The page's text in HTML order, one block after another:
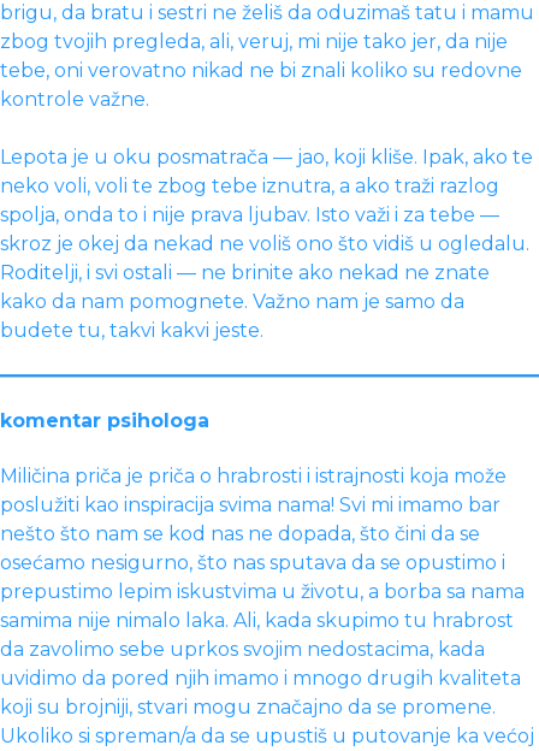
brigu, da bratu i sestri ne želiš da oduzimaš tatu i mamu
zbog tvojih pregleda, ali, veruj, mi nije tako jer, da nije
tebe, oni verovatno nikad ne bi znali koliko su redovne
kontrole važne.
Lepota je u oku posmatrača — jao, koji kliše. Ipak, ako te
neko voli, voli te zbog tebe iznutra, a ako traži razlog
spolja, onda to i nije prava ljubav. Isto važi i za tebe —
skroz je okej da nekad ne voliš ono što vidiš u ogledalu.
Roditelji, i svi ostali — ne brinite ako nekad ne znate
kako da nam pomognete. Važno nam je samo da
budete tu, takvi kakvi jeste.
komentar psihologa
Miličina priča je priča o hrabrosti i istrajnosti koja može
poslužiti kao inspiracija svima nama! Svi mi imamo bar
nešto što nam se kod nas ne dopada, što čini da se
osećamo nesigurno, što nas sputava da se opustimo i
prepustimo lepim iskustvima u životu, a borba sa nama
samima nije nimalo laka. Ali, kada skupimo tu hrabrost
da zavolimo sebe uprkos svojim nedostacima, kada
uvidimo da pored njih imamo i mnogo drugih kvaliteta
koji su brojniji, stvari mogu značajno da se promene.
Ukoliko si spreman/a da se upustiš u putovanje ka većoj